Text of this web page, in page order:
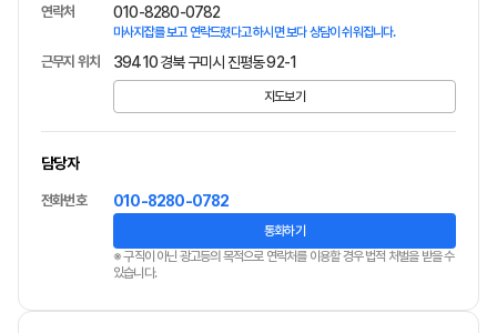
연락처 010-8280-0782
마사지잡를 보고 연락드렸다고 하시면 보다 상담이 쉬워집니다.
근무지 위치 39410 경북 구미시 진평동 92-1
지도보기
담당자
전화번호 010-8280-0782
통화하기
※ 구직이 아닌 광고등의 목적으로 연락처를 이용할 경우 법적 처벌을 받을 수
있습니다.